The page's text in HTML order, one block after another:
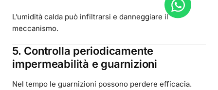
L’umidità calda può infiltrarsi e danneggiare il
meccanismo.
5. Controlla periodicamente
impermeabilità e guarnizioni
Nel tempo le guarnizioni possono perdere efficacia.